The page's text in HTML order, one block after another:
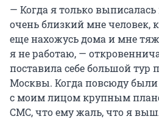
— Когда я только
очень близкий мне человек,
еще нахожусь дома и мне
я не работаю, —
поставила себе большой тур
Москвы. Когда повсюду
с моим лицом крупным
СМС, что ему жаль, что я